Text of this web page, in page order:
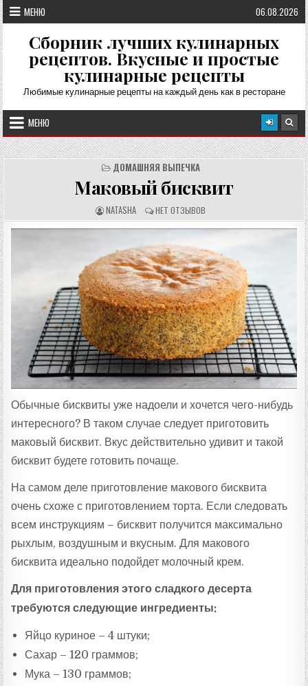
Перейти
к
содержимому
МЕНЮ 06.08.2026
Сборник лучших кулинарных
рецептов. Вкусные и простые
кулинарные рецепты
Любимые кулинарные рецепты на каждый день как в ресторане
МЕНЮ
ДОМАШНЯЯ ВЫПЕЧКА
Маковый бисквит
А
В
Т
Е
Ц
Е
П
Т
А
:
NATASHA О
Т
З
В
Ы
:
НЕТ ОТЗЫВОВ
Обычные бисквиты уже надоели и хочется чего-нибудь
интересного? В таком случае следует приготовить
маковый бисквит. Вкус действительно удивит и такой
бисквит будете готовить почаще.
На самом деле приготовление макового бисквита
очень схоже с приготовлением торта. Если следовать
всем инструкциям – бисквит получится максимально
рыхлым, воздушным и вкусным. Для макового
бисквита идеально подойдет молочный крем.
Для приготовления этого сладкого десерта
требуются следующие ингредиенты:
Яйцо куриное – 4 штуки;
Сахар – 120 граммов;
Мука – 130 граммов;